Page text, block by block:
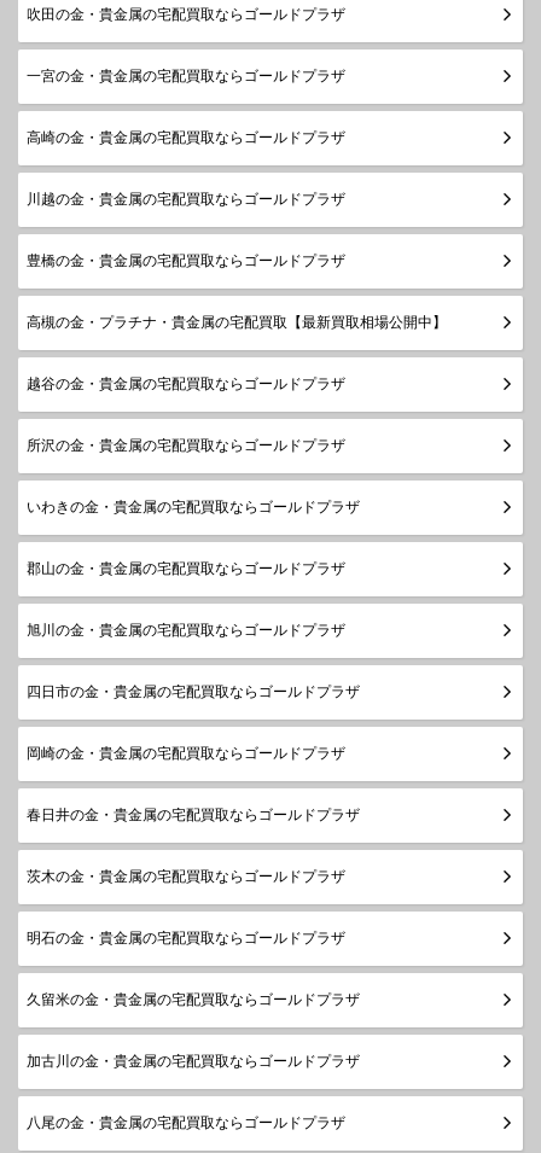
吹田の金・貴金属の宅配買取ならゴールドプラザ
一宮の金・貴金属の宅配買取ならゴールドプラザ
高崎の金・貴金属の宅配買取ならゴールドプラザ
川越の金・貴金属の宅配買取ならゴールドプラザ
豊橋の金・貴金属の宅配買取ならゴールドプラザ
高槻の金・プラチナ・貴金属の宅配買取【最新買取相場公開中】
越谷の金・貴金属の宅配買取ならゴールドプラザ
所沢の金・貴金属の宅配買取ならゴールドプラザ
いわきの金・貴金属の宅配買取ならゴールドプラザ
郡山の金・貴金属の宅配買取ならゴールドプラザ
旭川の金・貴金属の宅配買取ならゴールドプラザ
四日市の金・貴金属の宅配買取ならゴールドプラザ
岡崎の金・貴金属の宅配買取ならゴールドプラザ
春日井の金・貴金属の宅配買取ならゴールドプラザ
茨木の金・貴金属の宅配買取ならゴールドプラザ
明石の金・貴金属の宅配買取ならゴールドプラザ
久留米の金・貴金属の宅配買取ならゴールドプラザ
加古川の金・貴金属の宅配買取ならゴールドプラザ
八尾の金・貴金属の宅配買取ならゴールドプラザ